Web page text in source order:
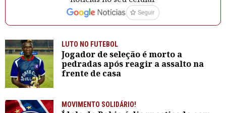
LUTO NO FUTEBOL
Jogador de seleção é morto a
pedradas após reagir a assalto na
frente de casa
MOVIMENTO SOLIDÁRIO!